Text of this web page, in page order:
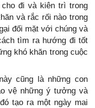
đi và kiên trì trong
và rắc rối nào trong
đối mặt với chúng và
tìm ra hướng đi tốt
khó khăn trong cuộc
cũng là những con
vệ những ý tưởng và
tạo ra một ngày mai